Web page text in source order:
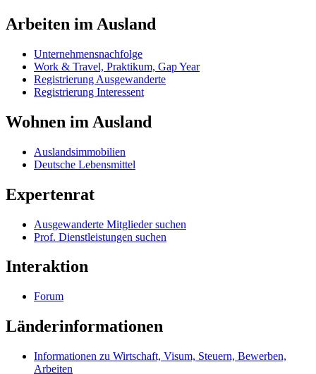
Arbeiten im Ausland
Unternehmensnachfolge
Work & Travel, Praktikum, Gap Year
Registrierung Ausgewanderte
Registrierung Interessent
Wohnen im Ausland
Auslandsimmobilien
Deutsche Lebensmittel
Expertenrat
Ausgewanderte Mitglieder suchen
Prof. Dienstleistungen suchen
Interaktion
Forum
Länderinformationen
Informationen zu Wirtschaft, Visum, Steuern, Bewerben,
Arbeiten